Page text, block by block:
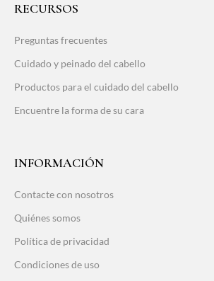
RECURSOS
Preguntas frecuentes
Cuidado y peinado del cabello
Productos para el cuidado del cabello
Encuentre la forma de su cara
INFORMACIÓN
Contacte con nosotros
Quiénes somos
Política de privacidad
Condiciones de uso